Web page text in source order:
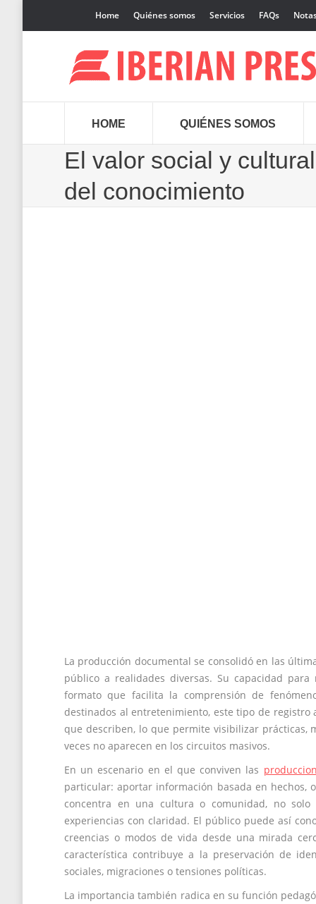
Home Quiénes somos Servicios FAQs
HOME QUIÉNES SOMOS
El valor social y
del conocimiento
La producción documental se consolidó en las
público a realidades diversas. Su capacidad
formato que facilita la comprensión de
destinados al entretenimiento, este tipo de
que describen, lo que permite visibilizar prácticas,
veces no aparecen en los circuitos masivos.
En un escenario en el que conviven las
particular: aportar información basada en hechos,
concentra en una cultura o comunidad, no
experiencias con claridad. El público puede así
creencias o modos de vida desde una mirada
característica contribuye a la preservación de
sociales, migraciones o tensiones políticas.
La importancia también radica en su función